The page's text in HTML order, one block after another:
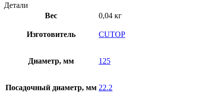
Детали
Вес
0,04 кг
Изготовитель CUTOP
Диаметр, мм 125
Посадочный диаметр, мм 22.2